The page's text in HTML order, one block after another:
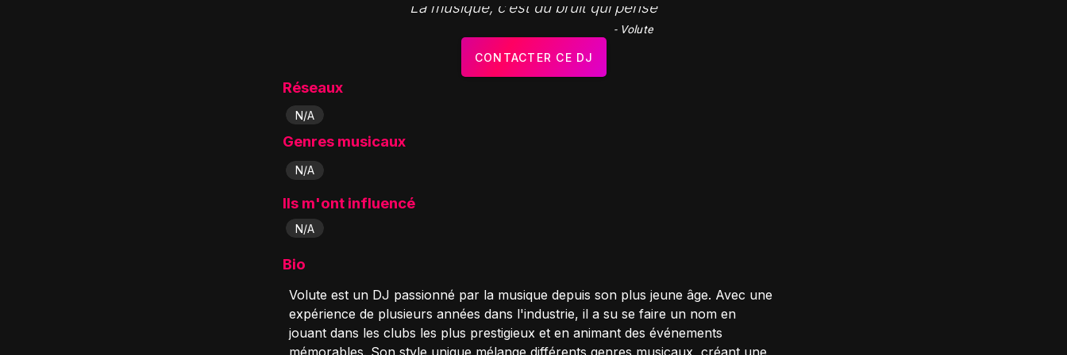
"La musique, c’est du bruit qui pense"
- Volute
CONTACTER CE DJ
Réseaux
N/A
Genres musicaux
N/A
Ils m'ont influencé
N/A
Bio
Volute est un DJ passionné par la musique depuis son plus jeune âge. Avec une
expérience de plusieurs années dans l'industrie, il a su se faire un nom en
jouant dans les clubs les plus prestigieux et en animant des événements